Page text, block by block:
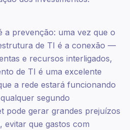
a prevenção: uma vez que o
de TI é a conexão —
e recursos interligados,
de TI é uma excelente
a rede estará funcionando
segundo
pode gerar grandes prejuízos
evitar que gastos com